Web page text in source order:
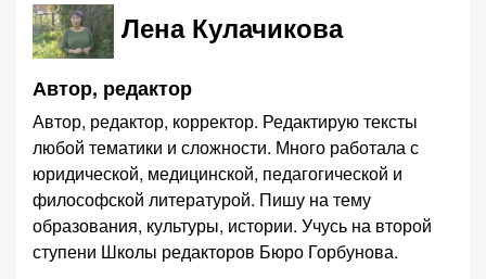
Лена Кулачикова
Автор, редактор
Автор, редактор, корректор. Редактирую тексты
любой тематики и сложности. Много работала с
юридической, медицинской, педагогической и
философской литературой. Пишу на тему
образования, культуры, истории. Учусь на второй
ступени Школы редакторов Бюро Горбунова.